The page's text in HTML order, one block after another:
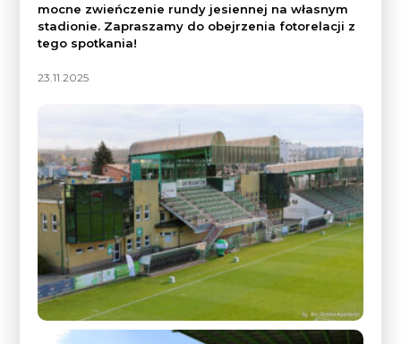
mocne zwieńczenie rundy jesiennej na własnym
stadionie. Zapraszamy do obejrzenia fotorelacji z
tego spotkania!
23.11.2025